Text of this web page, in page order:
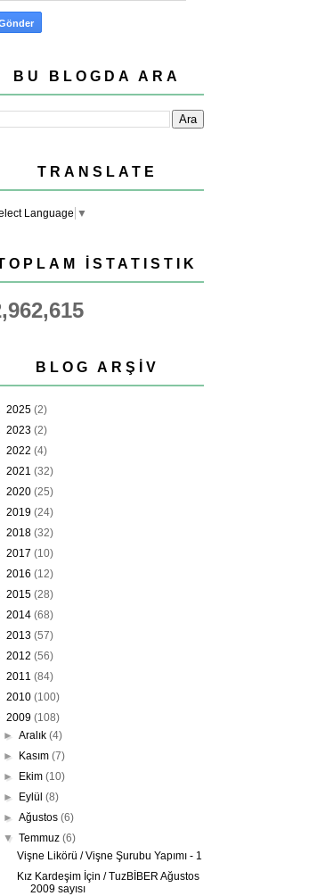
BU BLOGDA ARA
TRANSLATE
Language ▼
İSTATISTIK
BLOG ARŞIV
2025 (2)
2023 (2)
2022 (4)
2021 (32)
2020 (25)
2019 (24)
2018 (32)
2017 (10)
2016 (12)
2015 (28)
2014 (68)
2013 (57)
2012 (56)
2011 (84)
2010 (100)
2009 (108)
►Aralık(4)
► Kasım(7)
► Ekim(10)
► Eylül(8)
►Ağustos(6)
▼Temmuz(6)
Vişne Likörü / Vişne Şurubu Yapımı - 1
Kız Kardeşim İçin / TuzBİBER Ağustos
2009 sayısı